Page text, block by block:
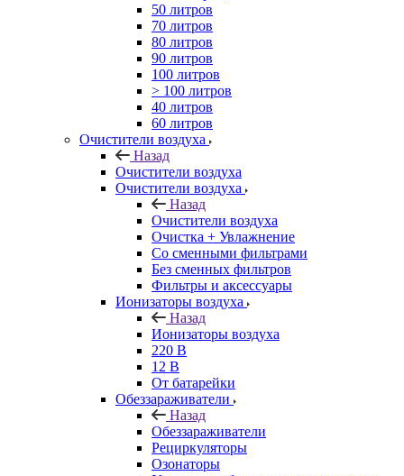
50 литров
70 литров
80 литров
90 литров
100 литров
> 100 литров
40 литров
60 литров
Очистители воздуха
Назад
Очистители воздуха
Очистители воздуха
Назад
Очистители воздуха
Очистка + Увлажнение
Cо сменными фильтрами
Без сменных фильтров
Фильтры и аксессуары
Ионизаторы воздуха
Назад
Ионизаторы воздуха
220 В
12 В
От батарейки
Обеззараживатели
Назад
Обеззараживатели
Рециркуляторы
Озонаторы